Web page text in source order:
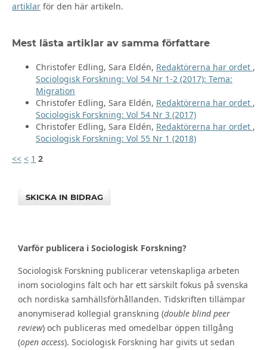
artiklarför den här artikeln.
Mest lästa artiklar av samma författare
Christofer Edling, Sara Eldén, Redaktörerna har ordet ,
Sociologisk Forskning: Vol 54 Nr 1-2 (2017): Tema:
Migration
Christofer Edling, Sara Eldén, Redaktörerna har ordet ,
Sociologisk Forskning: Vol 54 Nr 3 (2017)
Christofer Edling, Sara Eldén, Redaktörerna har ordet ,
Sociologisk Forskning: Vol 55 Nr 1 (2018)
<< < 1 2
SKICKA IN BIDRAG
Varför publicera i Sociologisk Forskning?
Sociologisk Forskning publicerar vetenskapliga arbeten
inom sociologins fält och har ett särskilt fokus på svenska
och nordiska samhällsförhållanden. Tidskriften tillämpar
anonymiserad kollegial granskning (double blind peer
review) och publiceras med omedelbar öppen tillgång
(open access). Sociologisk Forskning har givits ut sedan